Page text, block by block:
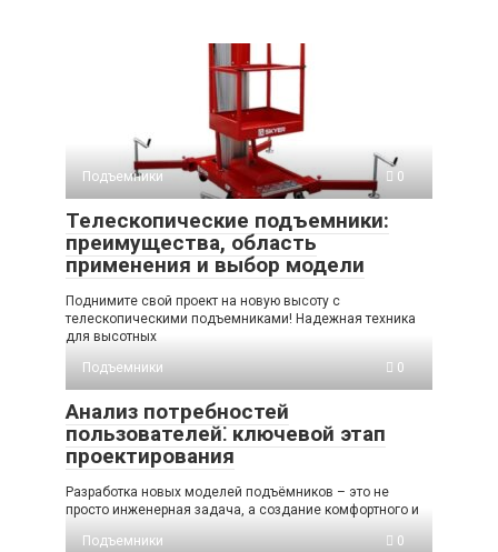
Подъемники 0
Телескопические подъемники:
преимущества, область
применения и выбор модели
Поднимите свой проект на новую высоту с
телескопическими подъемниками! Надежная техника
для высотных
Подъемники
0
Анализ потребностей
пользователей⁚ ключевой этап
проектирования
Разработка новых моделей подъёмников – это не
просто инженерная задача, а создание комфортного и
Подъемники
0